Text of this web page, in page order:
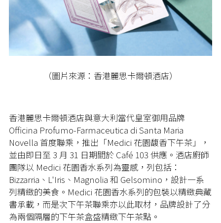
（圖片來源：香港麗思卡爾頓酒店）
香港麗思卡爾頓酒店與意大利當代皇室御用品牌
Officina Profumo-Farmaceutica di Santa Maria
Novella 首度聯乘，推出「Medici 花園馥香下午茶」，
並由即日至 3 月 31 日期間於 Café 103 供應。酒店廚師
團隊以 Medici 花園香水系列為靈感，列包括：
Bizzarria、L'Iris、Magnolia 和 Gelsomino，設計一系
列精緻的美食。Medici 花園香水系列的包裝以精緻典藏
書承載，而是次下午茶聯乘亦以此取材，品牌設計了分
為兩個隔層的下午茶盒盛精緻下午茶點。